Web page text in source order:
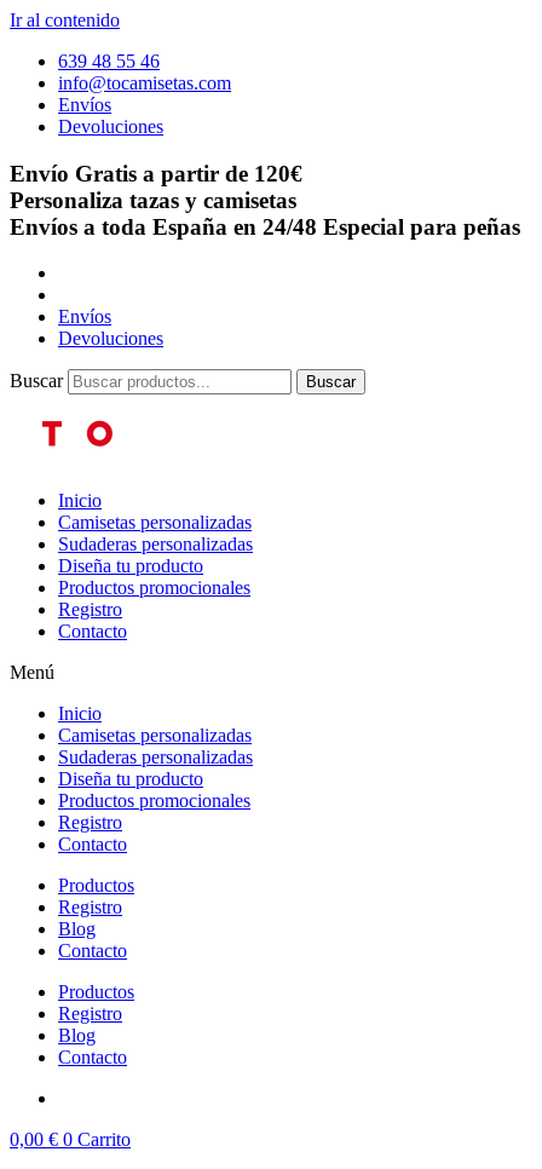
Ir al contenido
639 48 55 46
info@tocamisetas.com
Envíos
Devoluciones
Envío Gratis a partir de 120€
Personaliza tazas y camisetas
Envíos a toda España en 24/48 Especial para peñas
Envíos
Devoluciones
Buscar Buscar
Inicio
Camisetas personalizadas
Sudaderas personalizadas
Diseña tu producto
Productos promocionales
Registro
Contacto
Menú
Inicio
Camisetas personalizadas
Sudaderas personalizadas
Diseña tu producto
Productos promocionales
Registro
Contacto
Productos
Registro
Blog
Contacto
Productos
Registro
Blog
Contacto
0,00 € 0 Carrito